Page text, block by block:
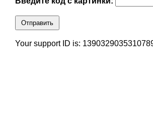
Отправить
Your support ID is: